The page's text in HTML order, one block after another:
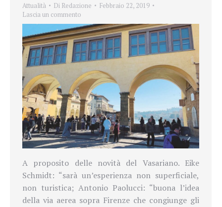
Attualità Di Redazione
Febbraio 22, 2019
Lascia un commento
A proposito delle novità del Vasariano. Eike
Schmidt: “sarà un’esperienza non superficiale,
non turistica; Antonio Paolucci: “buona l’idea
della via aerea sopra Firenze che congiunge gli